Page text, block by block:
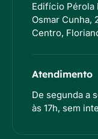
Edifício Pérola
Osmar Cunha,
Centro,
Atendimento
De segunda a
às 17h, sem